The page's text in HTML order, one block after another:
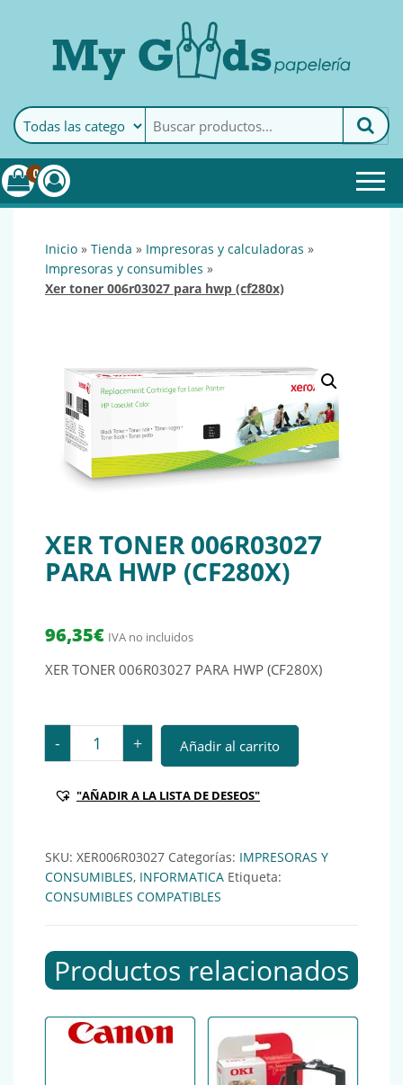
MyGoods · PapeleríaMy Goods es tu papelería
online de confianza. Podrás
encontrar todo lo necesario
0
inicio » tienda » impresoras y calculadoras »
impresoras y consumibles »
xer toner 006r03027 para hwp (cf280x)
XER TONER 006R03027
PARA HWP (CF280X)
96,35€ IVA no incluidos
XER TONER 006R03027 PARA HWP (CF280X)
- XER TONER 006R03027 PARA HWP (CF280X) cantidad
+ Añadir al carrito
"AÑADIR A LA LISTA DE DESEOS"
SKU: XER006R03027 Categorías: IMPRESORAS Y
CONSUMIBLES, INFORMATICA Etiqueta:
CONSUMIBLES COMPATIBLES
Productos relacionados